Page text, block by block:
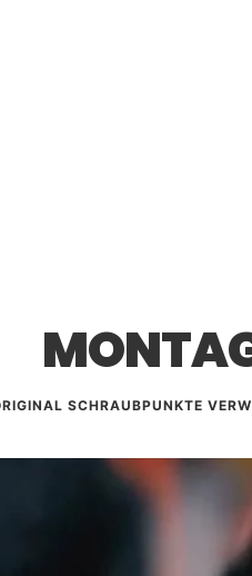
SCHRAUBPUNKTE